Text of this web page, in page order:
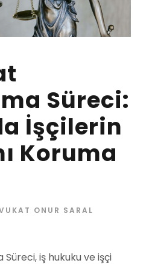
Süreci:
İşçilerin
Koruma
ONUR SARAL
iş hukuku ve işçi